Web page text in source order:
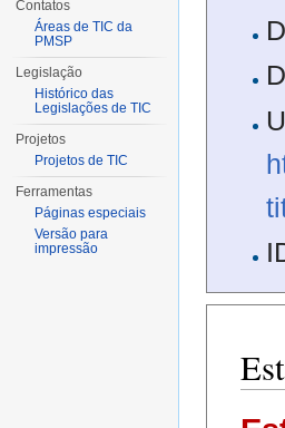
Contatos
Áreas de TIC da
PMSP
Legislação
Histórico das
Legislações de TIC
Projetos
Projetos de TIC
Ferramentas
Páginas especiais
Versão para
impressão